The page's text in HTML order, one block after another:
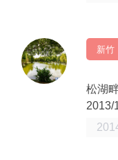
新竹
松湖
2013/